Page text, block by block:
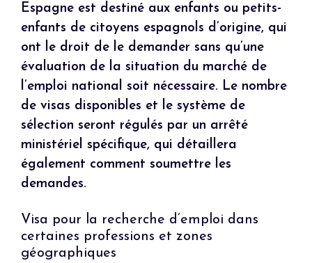
Espagne est destiné aux enfants ou petits-
enfants de citoyens espagnols d’origine, qui
ont le droit de le demander sans qu’une
évaluation de la situation du marché de
l’emploi national soit nécessaire. Le nombre
de visas disponibles et le système de
sélection seront régulés par un arrêté
ministériel spécifique, qui détaillera
également comment soumettre les
demandes.
Visa pour la recherche d’emploi dans
certaines professions et zones
géographiques